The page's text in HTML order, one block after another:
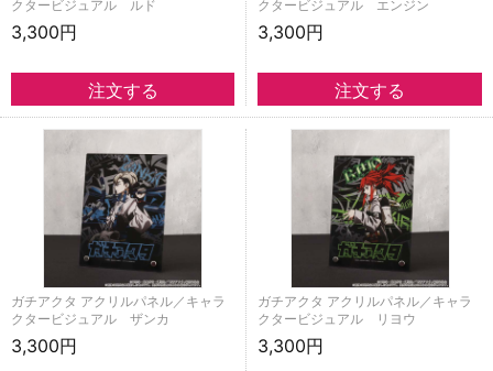
クタービジュアル ルド
3,300円
クタービジュアル エンジン
3,300円
ガチアクタ アクリルパネル／キャラ
クタービジュアル ザンカ
3,300円
ガチアクタ アクリルパネル／キャラ
クタービジュアル リヨウ
3,300円